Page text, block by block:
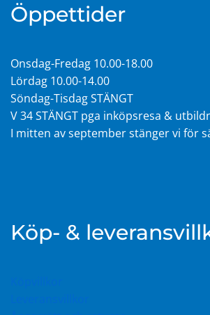
Öppettider
Onsdag-Fredag 10.00-18.00
Lördag 10.00-14.00
Söndag-Tisdag STÄNGT
V 34 STÄNGT pga inköpsresa &
I mitten av september stänger vi för
Köp- &